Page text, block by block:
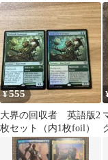
¥555
大界の回収者 英語版2
枚セット（内1枚foil）